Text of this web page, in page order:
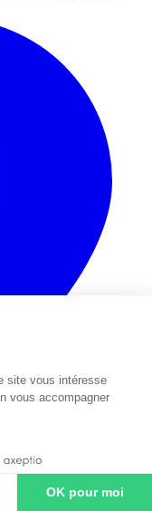
site vous intéresse
vous accompagner
OK pour moi